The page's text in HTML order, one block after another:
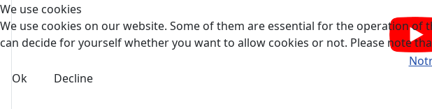
We use cookies
We use cookies on our website. Some of them are essential for the operation
can decide for yourself whether you want to allow cookies or not. Please note
Ok Decline